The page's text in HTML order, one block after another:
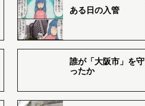
ある日の入管
誰が「大阪市」を守
ったか